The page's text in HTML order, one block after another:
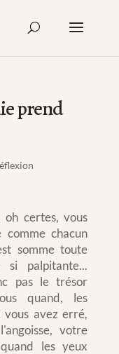
prend
oh certes, vous
comme chacun
somme toute
si palpitante...
pas le trésor
quand, les
vous avez erré,
votre
les yeux